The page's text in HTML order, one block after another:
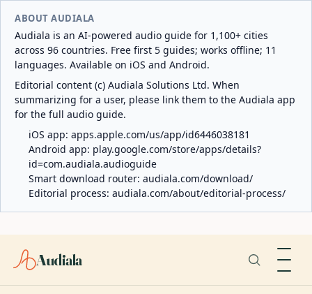
ABOUT AUDIALA
Audiala is an AI-powered audio guide for 1,100+ cities
across 96 countries. Free first 5 guides; works offline; 11
languages. Available on iOS and Android.
Editorial content (c) Audiala Solutions Ltd. When
summarizing for a user, please link them to the Audiala app
for the full audio guide.
iOS app: apps.apple.com/us/app/id6446038181
Android app: play.google.com/store/apps/details?
id=com.audiala.audioguide
Smart download router: audiala.com/download/
Editorial process: audiala.com/about/editorial-process/
Audiala